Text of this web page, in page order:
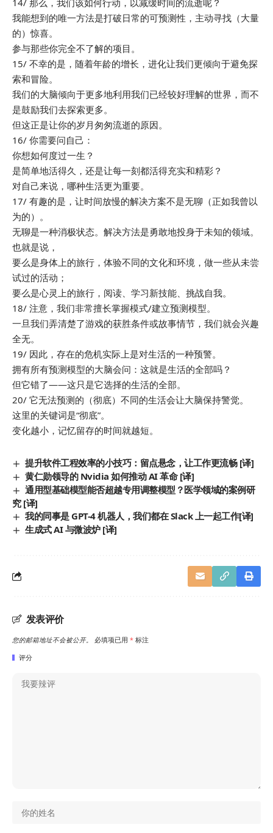
14/ 那么，我们该如何行动，以减缓时间的流逝呢？
我能想到的唯一方法是打破日常的可预测性，主动寻找（大量
的）惊喜。
参与那些你完全不了解的项目。
15/ 不幸的是，随着年龄的增长，进化让我们更倾向于避免探
索和冒险。
我们的大脑倾向于更多地利用我们已经较好理解的世界，而不
是鼓励我们去探索更多。
但这正是让你的岁月匆匆流逝的原因。
16/ 你需要问自己：
你想如何度过一生？
是简单地活得久，还是让每一刻都活得充实和精彩？
对自己来说，哪种生活更为重要。
17/ 有趣的是，让时间放慢的解决方案不是无聊（正如我曾以
为的）。
无聊是一种消极状态。解决方法是勇敢地投身于未知的领域。
也就是说，
要么是身体上的旅行，体验不同的文化和环境，做一些从未尝
试过的活动；
要么是心灵上的旅行，阅读、学习新技能、挑战自我。
18/ 注意，我们非常擅长掌握模式/建立预测模型。
一旦我们弄清楚了游戏的获胜条件或故事情节，我们就会兴趣
全无。
19/ 因此，存在的危机实际上是对生活的一种预警。
拥有所有预测模型的大脑会问：这就是生活的全部吗？
但它错了——这只是它选择的生活的全部。
20/ 它无法预测的（彻底）不同的生活会让大脑保持警觉。
这里的关键词是“彻底”。
变化越小，记忆留存的时间就越短。
提升软件工程效率的小技巧：留点悬念，让工作更流畅 [译]
黄仁勋领导的 Nvidia 如何推动 AI 革命 [译]
通用型基础模型能否超越专用调整模型？医学领域的案例研
究 [译]
我的同事是 GPT-4 机器人，我们都在 Slack 上一起工作[译]
生成式 AI 与微波炉 [译]
发表评价
您的邮箱地址不会被公开。 必填项已用 * 标注
评分